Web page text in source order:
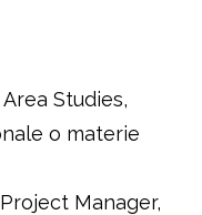
Studies,
o materie
Manager,